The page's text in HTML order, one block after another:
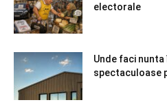
electorale
Unde faci
spectaculoase